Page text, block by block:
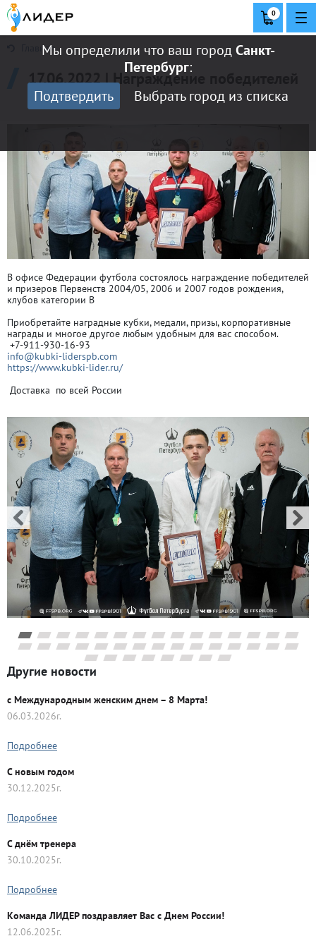
Мы определили что ваш городСанкт-
Петербург:
Подтвердить
Выбрать город из списка
0
Главная
17.06.2022 | Награждение победителей
и призеров
В офисе Федерации футбола состоялось награждение победителей
и призеров Первенств 2004/05, 2006 и 2007 годов рождения,
клубов категории В
Приобретайте наградные кубки, медали, призы, корпоративные
награды и многое другое любым удобным для вас способом.
+7-911-930-16-93
info@kubki-liderspb.com
https://www.kubki-lider.ru/
Доставка по всей России
Другие новости
с Международным женским днем – 8 Марта!
06.03.2026г.
Подробнее
C новым годом
30.12.2025г.
Подробнее
С днём тренера
30.10.2025г.
Подробнее
Команда ЛИДЕР поздравляет Вас с Днем России!
12.06.2025г.